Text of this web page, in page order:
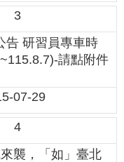
3
告 研習員專車時
請點附件
07-29
4
襲，「如」臺北